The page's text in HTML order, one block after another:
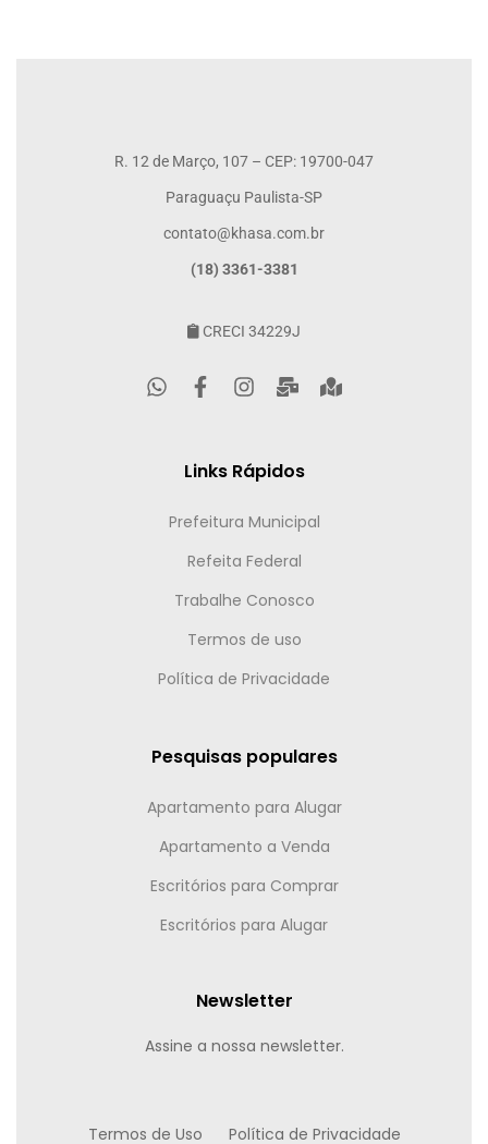
R. 12 de Março, 107 – CEP: 19700-047
Paraguaçu Paulista-SP
contato@khasa.com.br
(18) 3361-3381
CRECI 34229J
Links Rápidos
Prefeitura Municipal
Refeita Federal
Trabalhe Conosco
Termos de uso
Política de Privacidade
Pesquisas populares
Apartamento para Alugar
Apartamento a Venda
Escritórios para Comprar
Escritórios para Alugar
Newsletter
Assine a nossa newsletter.
Termos de Uso Política de Privacidade